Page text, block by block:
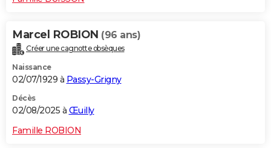
Marcel ROBION (96 ans)
Créer une cagnotte obsèques
Naissance
02/07/1929 à Passy-Grigny
Décès
02/08/2025 à Œuilly
Famille ROBION